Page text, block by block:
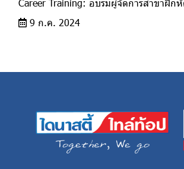
Career Training: อบรมผู้จัดการสาขาฝึก
9 ก.ค. 2024